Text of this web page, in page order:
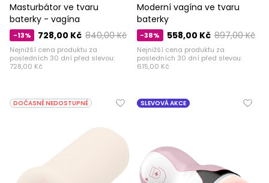
Masturbátor ve tvaru
baterky - vagína
-13% 840,00 Kč
728,00 Kč
Nejnižší cena produktu za
posledních 30 dní před slevou:
728,00 Kč
Moderní vagína ve tvaru
baterky
-38% 897,00 Kč
558,00 Kč
Nejnižší cena produktu za
posledních 30 dní před slevou:
615,00 Kč
DOČASNĚ NEDOSTUPNÉ SLEVOVÁ AKCE